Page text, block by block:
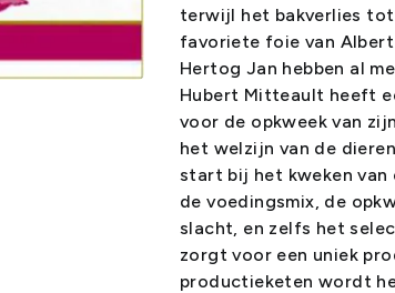
terwijl het bakverlies tot
favoriete foie van Albert
Hertog Jan hebben al
Hubert Mitteault heeft
voor de opkweek van
het welzijn van de
start bij het kweken van
de voedingsmix, de
slacht, en zelfs het
zorgt voor een uniek
productieketen wordt